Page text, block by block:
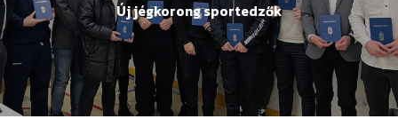
Új jégkorong sportedzők